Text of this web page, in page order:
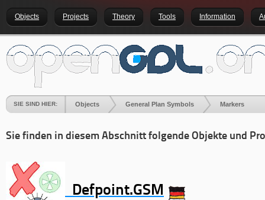
Objects Projects Theory Tools Information
SIE SIND HIER: Objects General Plan Symbols Markers
Sie finden in diesem Abschnitt folgende Objekte und
Defpoint.GSM